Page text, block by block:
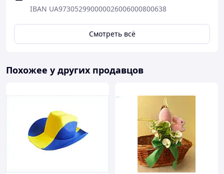
IBAN UA973052990000026006000800638
Смотреть всё
Похожее у других продавцов